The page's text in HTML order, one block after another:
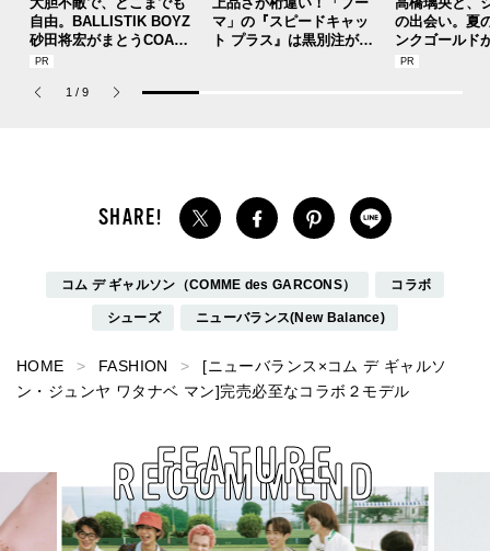
自由。BALLISTIK BOYZ
砂田将宏がまとうCOACH
の新作フレグランス「コ
パルファム」
マ」の『スピードキャッ
ト プラス』は黒別注が狙
の出会い。夏
ンクゴールド
SUMMER
1 / 9
コム デ ギャルソン（COMME des GARCONS） コラボ
シューズ ニューバランス(New Balance)
HOME FASHION
[ニューバランス×コム デ ギャルソ
ン・ジュンヤ ワタナベ マン]完売必至なコラボ２モデル
RECOMMEND
FEATURE